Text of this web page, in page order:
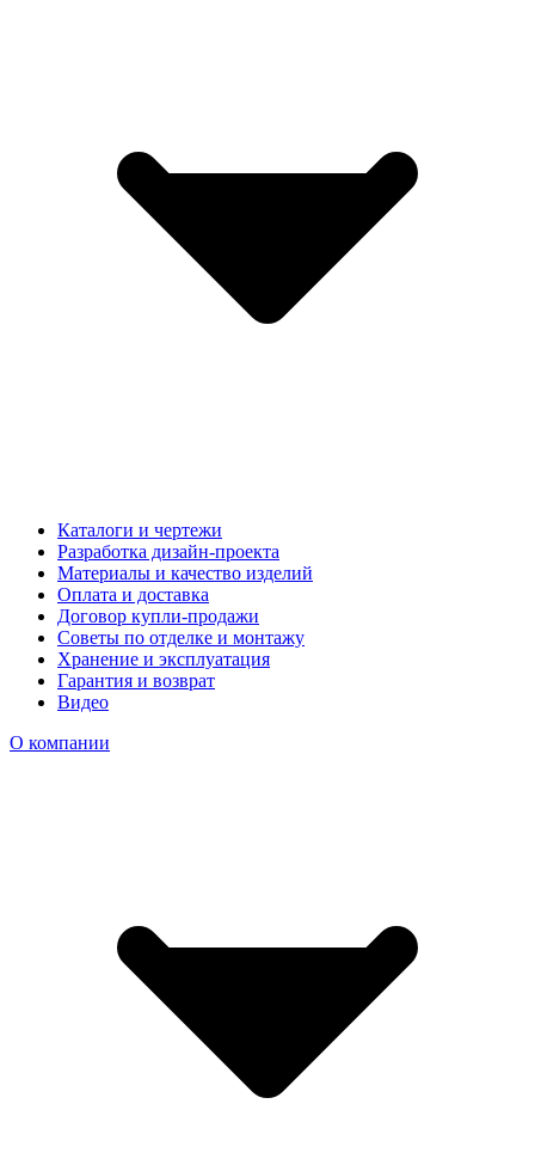
Каталоги и чертежи
Разработка дизайн-проекта
Материалы и качество изделий
Оплата и доставка
Договор купли-продажи
Советы по отделке и монтажу
Хранение и эксплуатация
Гарантия и возврат
Видео
О компании